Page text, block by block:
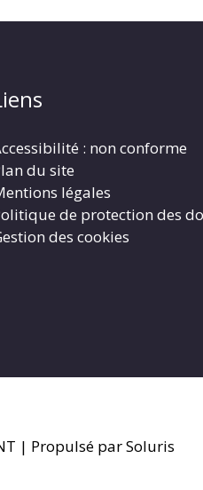
: non conforme
du site
légales
de protection des
des cookies
| Propulsé par Soluris